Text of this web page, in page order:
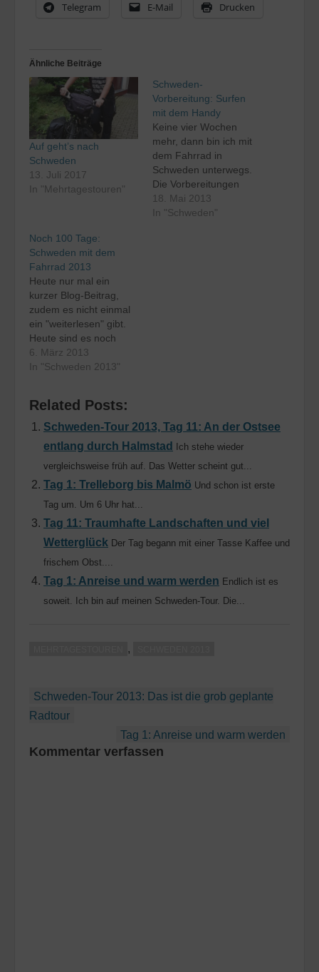
Telegram E-Mail Drucken
Ähnliche Beiträge
Auf geht’s nach
Schweden
13. Juli 2017
In "Mehrtagestouren"
Schweden-
Vorbereitung: Surfen
mit dem Handy
Keine vier Wochen
mehr, dann bin ich mit
dem Fahrrad in
Schweden unterwegs.
Die Vorbereitungen
laufen also auf
Hochtouren. Das
18. Mai 2013
In "Schweden"
Noch 100 Tage:
Schweden mit dem
Fahrrad 2013
Heute nur mal ein
kurzer Blog-Beitrag,
zudem es nicht einmal
ein "weiterlesen" gibt.
Heute sind es noch
genau 100 Tage, bis es
für mich los geht nach
Radfahren auf dem
Plan, etwa 1500
Details zu der
geplanten Anreise und
der Route werde…
6. März 2013
In "Schweden 2013"
Related Posts:
Schweden-Tour 2013, Tag 11: An der Ostsee
entlang durch Halmstad
Ich stehe wieder
vergleichsweise früh auf. Das Wetter scheint gut...
Tag 1: Trelleborg bis Malmö Und schon ist erste
Tag um. Um 6 Uhr hat...
Tag 11: Traumhafte Landschaften und viel
Wetterglück Der Tag begann mit einer Tasse Kaffee und
frischem Obst....
Tag 1: Anreise und warm werden Endlich ist es
soweit. Ich bin auf meinen Schweden-Tour. Die...
,
Beitragsnavigation
Schweden-Tour 2013: Das ist die grob geplante
Radtour
Tag 1: Anreise und warm werden
Kommentar verfassen